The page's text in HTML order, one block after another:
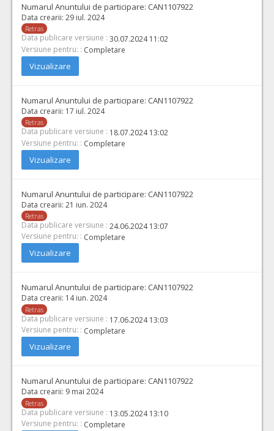
Numarul Anuntului de participare: CAN1107922
Data crearii: 29 iul. 2024
Retras
Data publicare versiune : 30.07.2024 11:02
Versiune pentru: : Completare
Vizualizare
Numarul Anuntului de participare: CAN1107922
Data crearii: 17 iul. 2024
Retras
Data publicare versiune : 18.07.2024 13:02
Versiune pentru: : Completare
Vizualizare
Numarul Anuntului de participare: CAN1107922
Data crearii: 21 iun. 2024
Retras
Data publicare versiune : 24.06.2024 13:07
Versiune pentru: : Completare
Vizualizare
Numarul Anuntului de participare: CAN1107922
Data crearii: 14 iun. 2024
Retras
Data publicare versiune : 17.06.2024 13:03
Versiune pentru: : Completare
Vizualizare
Numarul Anuntului de participare: CAN1107922
Data crearii: 9 mai 2024
Retras
Data publicare versiune : 13.05.2024 13:10
Versiune pentru: : Completare